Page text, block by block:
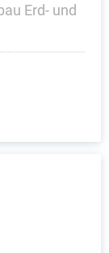
Erd- und